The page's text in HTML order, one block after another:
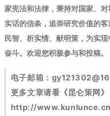
家宪法和法律，秉持对国家、
实话的信条，追崇研究价值的
民智、析实情、献明策，为实
奋斗。 欢迎您积极参与和投稿。
电子邮箱：
更多文章请看《昆仑策网》
http://www.kunlunce.cn